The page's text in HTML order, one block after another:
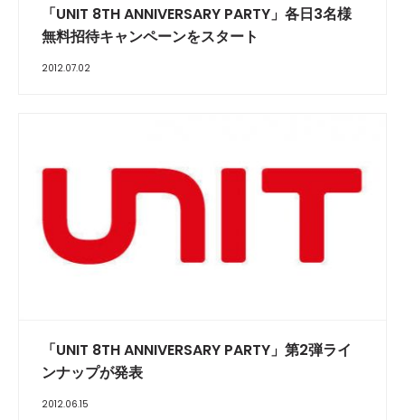
「UNIT 8TH ANNIVERSARY PARTY」各日3名様
無料招待キャンペーンをスタート
2012.07.02
「UNIT 8TH ANNIVERSARY PARTY」第2弾ライ
ンナップが発表
2012.06.15